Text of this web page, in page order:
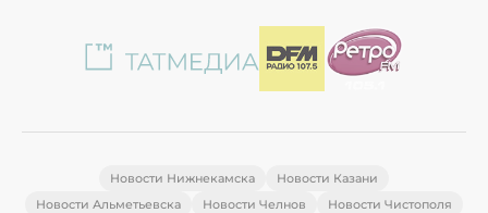
Новости Нижнекамска
Новости Казани
Новости Альметьевска
Новости Челнов
Новости Чистополя